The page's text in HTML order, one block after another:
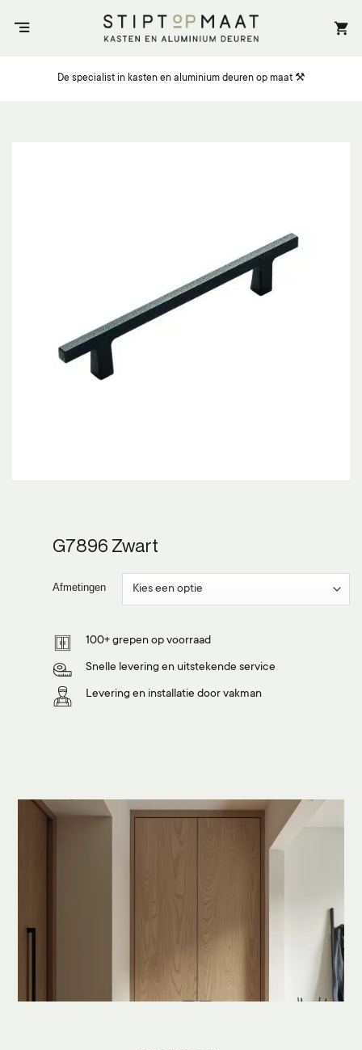
naar
De specialist in kasten en aluminium deuren op maat ⚒️
G7896 Zwart
Afmetingen
100+ grepen op voorraad
Snelle levering en uitstekende service
Levering en installatie door vakman